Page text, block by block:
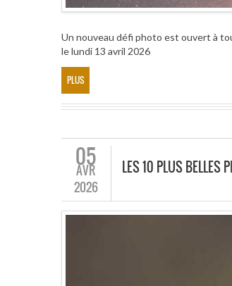
Un nouveau défi photo est ouvert à
le lundi 13 avril 2026
PLUS
05
AVR
2026
LES 10 PLUS BELLES